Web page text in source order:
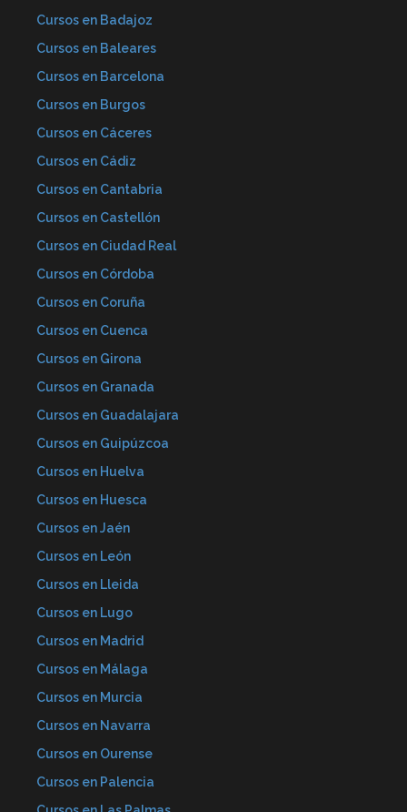
Cursos en Badajoz
Cursos en Baleares
Cursos en Barcelona
Cursos en Burgos
Cursos en Cáceres
Cursos en Cádiz
Cursos en Cantabria
Cursos en Castellón
Cursos en Ciudad Real
Cursos en Córdoba
Cursos en Coruña
Cursos en Cuenca
Cursos en Girona
Cursos en Granada
Cursos en Guadalajara
Cursos en Guipúzcoa
Cursos en Huelva
Cursos en Huesca
Cursos en Jaén
Cursos en León
Cursos en Lleida
Cursos en Lugo
Cursos en Madrid
Cursos en Málaga
Cursos en Murcia
Cursos en Navarra
Cursos en Ourense
Cursos en Palencia